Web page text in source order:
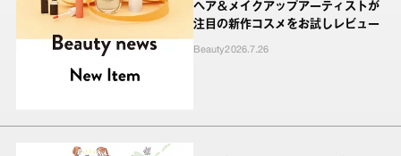
ヘア＆メイクアップアーティストが
注目の新作コスメをお試しレビュー
Beauty2026.7.26